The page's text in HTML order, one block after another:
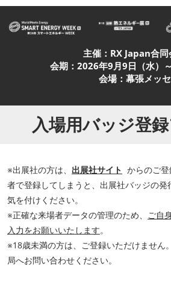
主催：RX Japan合同
会期：2026年9月9日（水）
会場：幕張メッセ
入場用バッジ登
※出展社の方は、 出展社サイト からのご
者で登録してしまうと、出展社バッジの
気を付けください。
※正確な来場者データの管理のため、 ご自
入力をお願いいたします。
※18歳未満の方は、ご登録いただけません
局へお問い合わせください。